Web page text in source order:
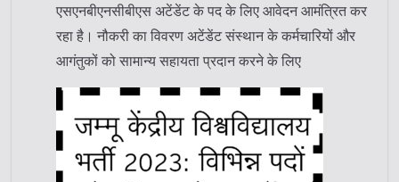
एसएनबीएनसीबीएस अटेंडेंट के पद के लिए आवेदन आमंत्रित कर
रहा है। नौकरी का विवरण अटेंडेंट संस्थान के कर्मचारियों और
आगंतुकों को सामान्य सहायता प्रदान करने के लिए